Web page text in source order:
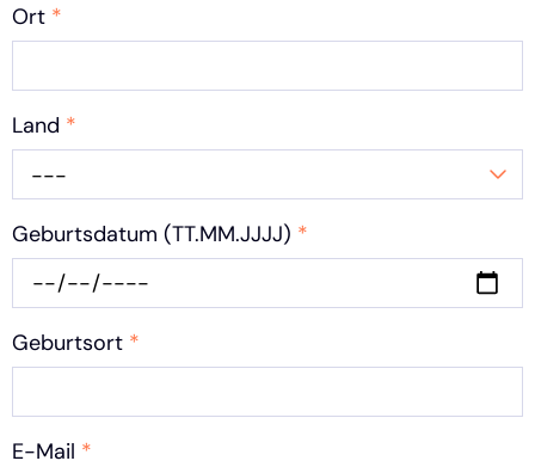
Ort *
Land *
---
Geburtsdatum (TT.MM.JJJJ) *
Geburtsort *
E-Mail *